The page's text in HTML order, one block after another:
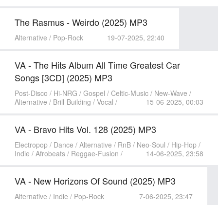
The Rasmus - Weirdo (2025) MP3
Alternative / Pop-Rock 19-07-2025, 22:40
VA - The Hits Album All Time Greatest Car
Songs [3CD] (2025) MP3
Post-Disco / Hi-NRG / Gospel / Celtic-Music / New-Wave /
Alternative / Brill-Building / Vocal /
15-06-2025, 00:03
VA - Bravo Hits Vol. 128 (2025) MP3
Electropop / Dance / Alternative / RnB / Neo-Soul / Hip-Hop /
Indie / Afrobeats / Reggae-Fusion /
14-06-2025, 23:58
VA - New Horizons Of Sound (2025) MP3
Alternative / Indie / Pop-Rock 7-06-2025, 23:47